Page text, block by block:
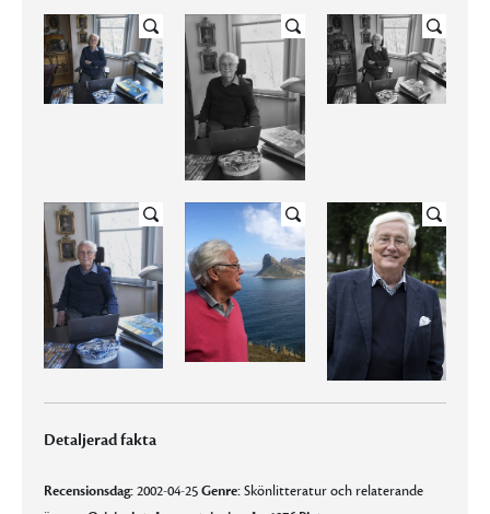
Detaljerad fakta
Recensionsdag:2002-04-25Genre:Skönlitteratur och relaterande